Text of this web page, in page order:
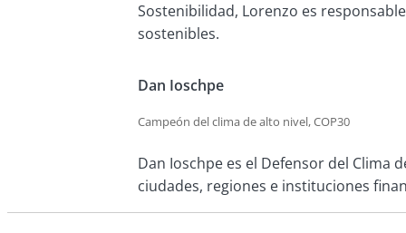
Sostenibilidad, Lorenzo es
sostenibles.
Dan Ioschpe
Campeón del clima de alto nivel, COP30
Dan Ioschpe es el Defensor del Clima
ciudades, regiones e instituciones